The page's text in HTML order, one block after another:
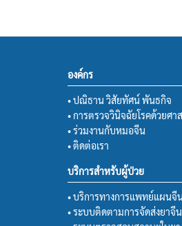
องค์กร
• ปณิธาน วิสัยทัศน์ พันธกิจ
• การตรวจวินิจฉัยโรคด้วยศ
• ร่วมงานกับหมอจีน
• ติดต่อเรา
บริการสำหรับผู้ป่วย
• บริการทางการแพทย์แผนจี
• ระบบติดตามการจัดส่งยาจี